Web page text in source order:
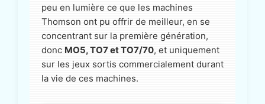
peu en lumière ce que les machines
Thomson ont pu offrir de meilleur, en se
concentrant sur la première génération,
donc MO5, TO7 et TO7/70, et uniquement
sur les jeux sortis commercialement durant
la vie de ces machines.